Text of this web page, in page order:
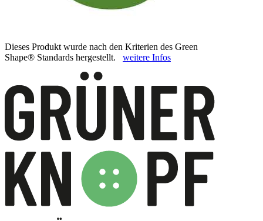
Dieses Produkt wurde nach den Kriterien des Green
Shape® Standards hergestellt. weitere Infos